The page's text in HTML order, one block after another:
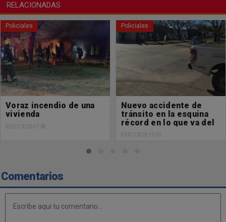
RELACIONADAS
Policiales
Nuevo accidente de
tránsito en la esquina
récord en lo que va del
año
Policiales
La DDI Chacabuco
procedió a la
aprehensión de un
masculino con pedido
03/07/2026 14:14
Comentarios